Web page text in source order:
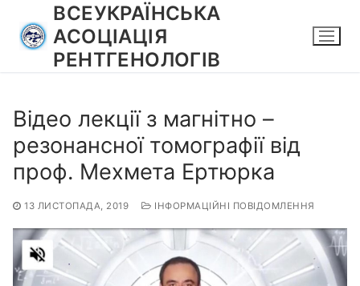
вмісту
ВСЕУКРАЇНСЬКА
АСОЦІАЦІЯ
РЕНТГЕНОЛОГІВ
Відео лекції з магнітно –
резонансної томографії від
проф. Мехмета Ертюрка
13 ЛИСТОПАДА, 2019 ІНФОРМАЦІЙНІ ПОВІДОМЛЕННЯ